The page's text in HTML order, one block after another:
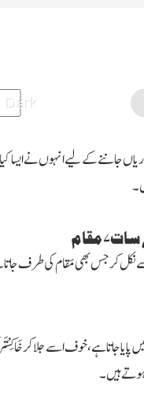
کے لیے انہوں نے ایسا
سات۷مقام
نکل کر جس بھی مَقام کی طرف
جاتا ہے، خوف اسے جلا کر
ہیں۔